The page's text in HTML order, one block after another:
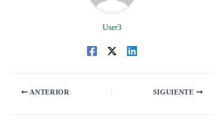
User3
ANTERIOR SIGUIENTE